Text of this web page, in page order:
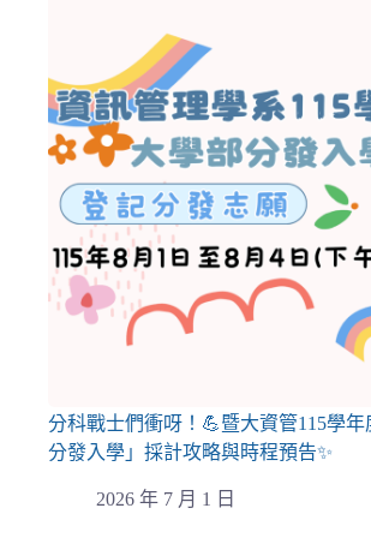
分科戰士們衝呀！💪暨大資管115學年
分發入學」採計攻略與時程預告✨
2026 年 7 月 1 日